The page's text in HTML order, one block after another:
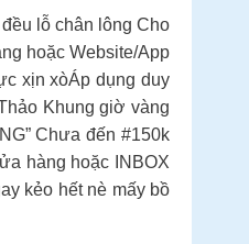
lỗ chân lông Cho
hoặc Website/App
xịn xòÁp dụng duy
Khung giờ vàng
Chưa đến #150k
hàng hoặc INBOX
kẻo hết nè mấy bồ